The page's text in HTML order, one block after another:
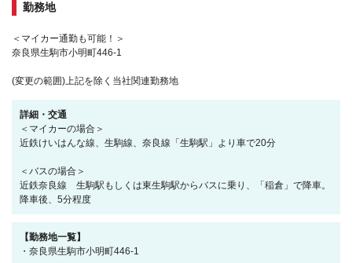
勤務地
＜マイカー通勤も可能！＞
奈良県生駒市小明町446-1
(変更の範囲)上記を除く当社関連勤務地
詳細・交通
＜マイカーの場合＞
近鉄けいはんな線、生駒線、奈良線「生駒駅」より車で20分
＜バスの場合＞
近鉄奈良線 生駒駅もしくは東生駒駅からバスに乗り、「稲倉」で降車。
降車後、5分程度
【勤務地一覧】
・奈良県生駒市小明町446-1